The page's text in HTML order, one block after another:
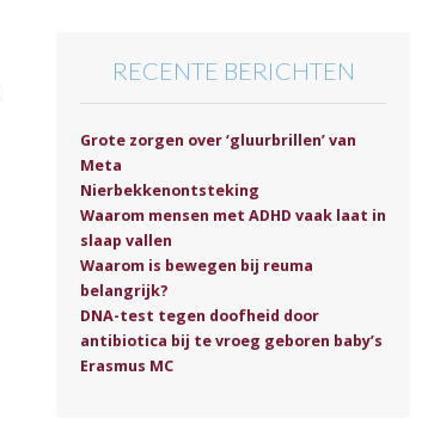
RECENTE BERICHTEN
Grote zorgen over ‘gluurbrillen’ van
Meta
Nierbekkenontsteking
Waarom mensen met ADHD vaak laat in
slaap vallen
Waarom is bewegen bij reuma
belangrijk?
DNA-test tegen doofheid door
antibiotica bij te vroeg geboren baby’s
Erasmus MC